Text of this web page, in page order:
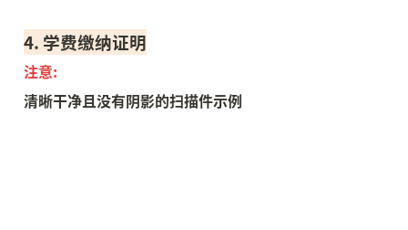
4. 学费缴纳证明
注意:
清晰干净且没有阴影的扫描件示例